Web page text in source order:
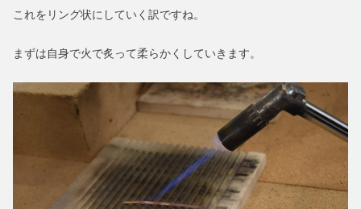
これをリング状にしていく訳ですね。
まずは自身で火で炙って柔らかくしていきます。